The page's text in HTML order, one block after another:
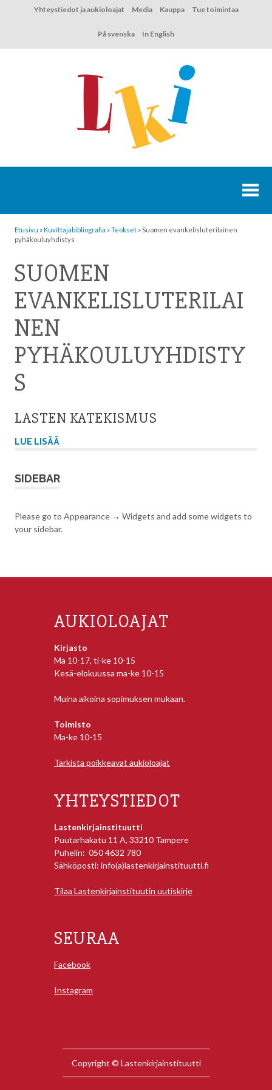
Yhteystiedot ja aukioloajat Media Kauppa Tue toimintaa
På svenska In English
Etusivu »Kuvittaja­bibliografia »Teokset » Suomen evankelisluterilainen
pyhäkouluyhdistys
SUOMEN
EVANKELISLUTERILAI
NEN
PYHÄKOULUYHDISTY
S
LASTEN KATEKISMUS
LUE LISÄÄ
SIDEBAR
Please go to Appearance → Widgets and add some widgets to
your sidebar.
AUKIOLOAJAT
Kirjasto
Ma 10-17, ti-ke 10-15
Kesä-elokuussa ma-ke 10-15
Muina aikoina sopimuksen mukaan.
Toimisto
Ma-ke 10-15
Tarkista poikkeavat aukioloajat
YHTEYSTIEDOT
Lastenkirjainstituutti
Puutarhakatu 11 A, 33210 Tampere
Puhelin: 050 4632 780
Sähköposti: info(a)lastenkirjainstituutti.fi
Tilaa Lastenkirjainstituutin uutiskirje
SEURAA
Facebook
Instagram
Copyright © Lastenkirjainstituutti